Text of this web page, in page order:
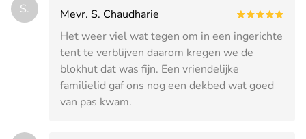
S.
Mevr. S. Chaudharie
Het weer viel wat tegen om in een ingerichte
tent te verblijven daarom kregen we de
blokhut dat was fijn. Een vriendelijke
familielid gaf ons nog een dekbed wat goed
van pas kwam.